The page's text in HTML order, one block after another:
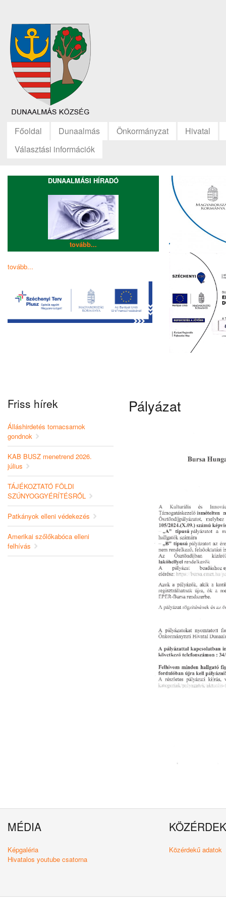
Főoldal Dunaalmás Önkormányzat
Hivatal
Választási információk
DUNAALMÁSI HÍRADÓ
tovább...
tovább...
Friss hírek
Álláshirdetés tornacsarnok
gondnok
KAB BUSZ menetrend 2026.
július
TÁJÉKOZTATÓ FÖLDI
SZÚNYOGGYÉRÍTÉSRŐL
Patkányok elleni védekezés
Amerikai szőlőkabóca elleni
felhívás
Pályázat
MÉDIA
Képgaléria
Hivatalos youtube csatorna
Közérdekű adatok